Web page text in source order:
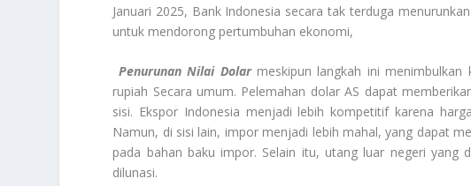
Januari 2025, Bank Indonesia secara tak terduga
untuk mendorong pertumbuhan ekonomi,
Penurunan Nilai Dolarmeskipun langkah ini menimbulkan
rupiah Secara umum. Pelemahan dolar AS dapat
sisi. Ekspor Indonesia menjadi lebih kompetitif karena
Namun, di sisi lain, impor menjadi lebih mahal, yang dapat
pada bahan baku impor. Selain itu, utang luar negeri
dilunasi.